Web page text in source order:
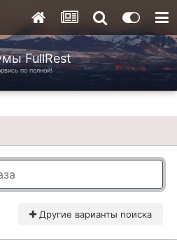
FullRest
по полной!
Другие варианты поиска